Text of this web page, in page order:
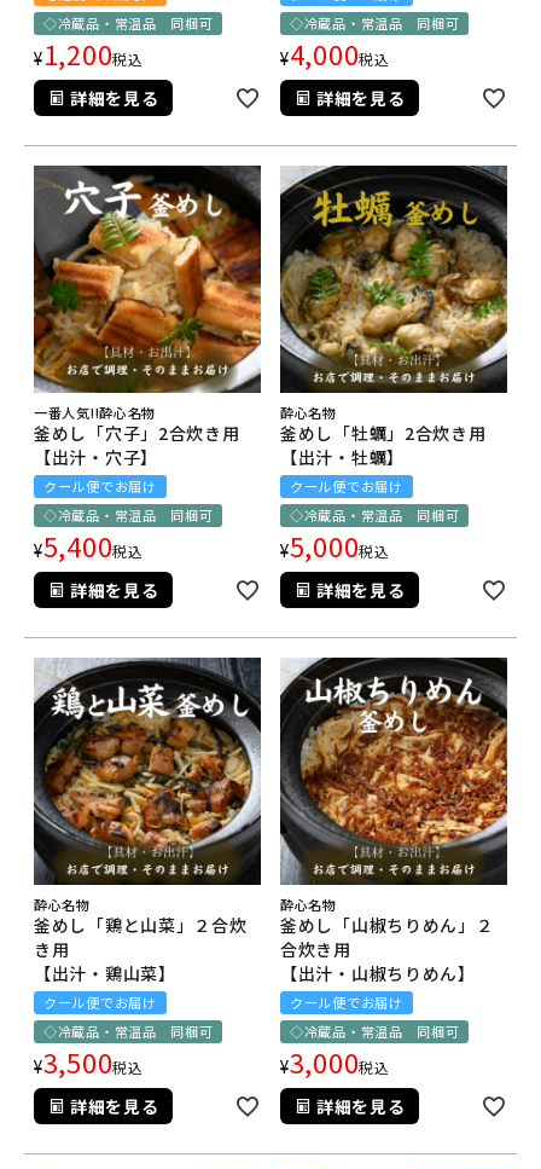
◇冷蔵品・常温品 同梱可
¥1,200税込
詳細を見る
◇冷蔵品・常温品 同梱可
¥4,000税込
詳細を見る
一番人気!!酔心名物
釜めし「穴子」2合炊き用
【出汁・穴子】
クール便でお届け
◇冷蔵品・常温品 同梱可
¥5,400税込
詳細を見る
酔心名物
釜めし「牡蠣」2合炊き用
【出汁・牡蠣】
クール便でお届け
◇冷蔵品・常温品 同梱可
¥5,000税込
詳細を見る
酔心名物
釜めし「鶏と山菜」２合炊
き用
【出汁・鶏山菜】
クール便でお届け
◇冷蔵品・常温品 同梱可
¥3,500税込
詳細を見る
酔心名物
釜めし「山椒ちりめん」２
合炊き用
【出汁・山椒ちりめん】
クール便でお届け
◇冷蔵品・常温品 同梱可
¥3,000税込
詳細を見る